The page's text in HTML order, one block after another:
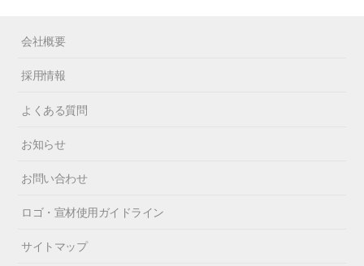
会社概要
採用情報
よくある質問
お知らせ
お問い合わせ
ロゴ・宣材使用ガイドライン
サイトマップ